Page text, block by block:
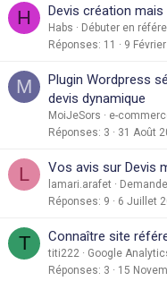
H Devis création
Habs
Débuter en
Réponses 11 9
M
Plugin Wordpress
devis dynamique
MoiJeSors
e-
Réponses 3 31 Août
L Vos avis sur Devis
lamari.arafet
Réponses 9 6 Juillet
T Connaître site
titi222
Google
Réponses 3 15